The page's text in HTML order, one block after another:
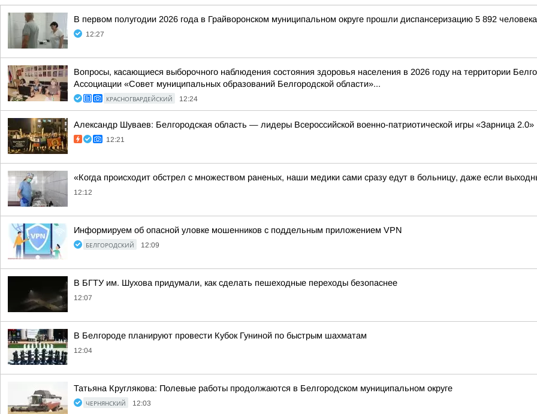
В первом полугодии 2026 года в Грайворонском муниципальном округе прошли диспансеризацию 5 892
12:27
Вопросы, касающиеся выборочного наблюдения состояния здоровья населения в 2026 году на территории
Ассоциации «Совет муниципальных образований Белгородской области»...
КРАСНОГВАРДЕЙСКИЙ 12:24
Александр Шуваев: Белгородская область — лидеры Всероссийской военно-патриотической игры «Зарница
12:21
«Когда происходит обстрел с множеством раненых, наши медики сами сразу едут в больницу, даже если
12:12
Информируем об опасной уловке мошенников с поддельным приложением VPN
БЕЛГОРОДСКИЙ 12:09
В БГТУ им. Шухова придумали, как сделать пешеходные переходы безопаснее
12:07
В Белгороде планируют провести Кубок Гуниной по быстрым шахматам
12:04
Татьяна Круглякова: Полевые работы продолжаются в Белгородском муниципальном округе
ЧЕРНЯНСКИЙ 12:03